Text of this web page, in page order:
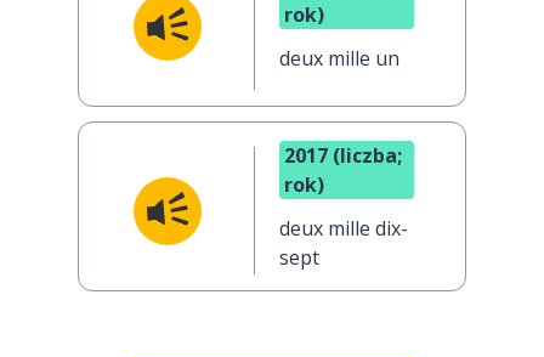
rok)
deux mille un
2017 (liczba;
rok)
deux mille dix-
sept